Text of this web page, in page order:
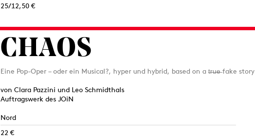
25/12,50 €
CHAOS
Eine Pop-Oper – oder ein Musical?, hyper und hybrid, based on a t̶r̶u̶e̶ fake story
von Clara Pazzini und Leo Schmidthals
Auftragswerk des JOiN
Nord
22 €